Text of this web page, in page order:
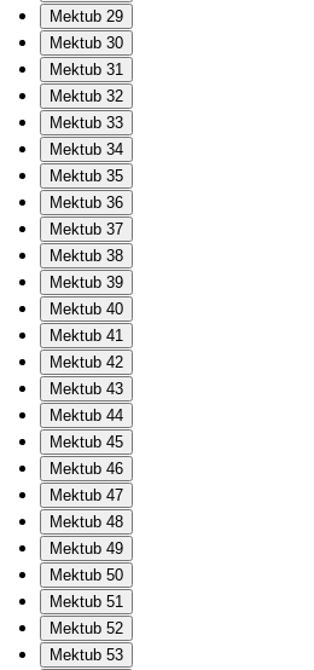
Mektub 29
Mektub 30
Mektub 31
Mektub 32
Mektub 33
Mektub 34
Mektub 35
Mektub 36
Mektub 37
Mektub 38
Mektub 39
Mektub 40
Mektub 41
Mektub 42
Mektub 43
Mektub 44
Mektub 45
Mektub 46
Mektub 47
Mektub 48
Mektub 49
Mektub 50
Mektub 51
Mektub 52
Mektub 53